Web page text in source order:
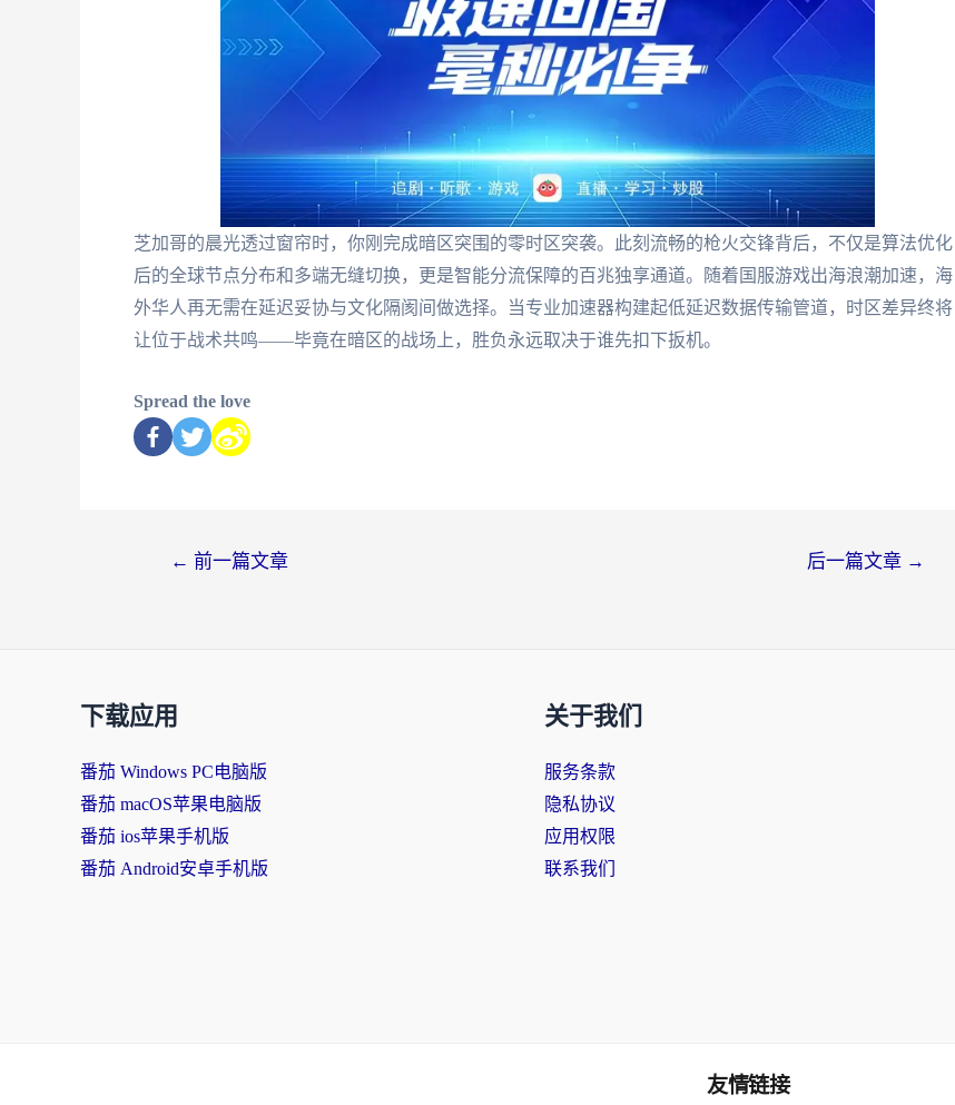
芝加哥的晨光透过窗帘时，你刚完成暗区突围的零时区突袭。此刻流畅的枪火交锋背后，不仅是算法优化
后的全球节点分布和多端无缝切换，更是智能分流保障的百兆独享通道。随着国服游戏出海浪潮加速，海
外华人再无需在延迟妥协与文化隔阂间做选择。当专业加速器构建起低延迟数据传输管道，时区差异终将
让位于战术共鸣——毕竟在暗区的战场上，胜负永远取决于谁先扣下扳机。
Spread the love
← 前一篇文章 后一篇文章 →
下载应用
番茄 Windows PC电脑版
番茄 macOS苹果电脑版
番茄 ios苹果手机版
番茄 Android安卓手机版
关于我们
服务条款
隐私协议
应用权限
联系我们
友情链接